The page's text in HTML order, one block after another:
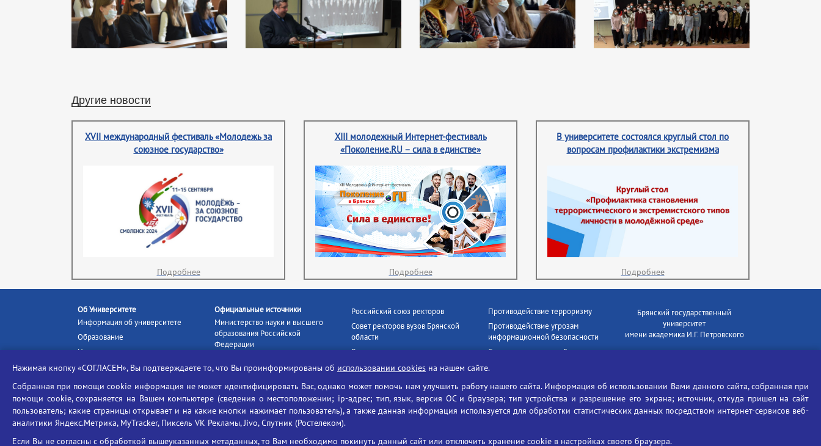
Другие новости
XVII международный фестиваль «Молодежь за
союзное государство»
Подробнее
XIII молодежный Интернет-фестиваль
«Поколение.RU – сила в единстве»
Подробнее
В университете состоялся круглый стол по
вопросам профилактики экстремизма
Подробнее
Об Университете
Информация об университете
Образование
Наука и инновации
Абитуриенту
Ассоциация выпускников
Центр тестирования
иностранных граждан
Конкурс на замещение
Официальные источники
Министерство науки и высшего
образования Российской
Федерации
Портал «Российское
образование»
Единое окно информационных
ресурсов
Единая коллекция цифровых
образовательных ресурсов
Российский союз ректоров
Совет ректоров вузов Брянской
области
Росстудцентр
Наши партнёры
Портал «Русский язык»
Учительская газета
Единый портал государственных
Противодействие терроризму
Противодействие угрозам
информационной безопасности
Социальные ролики - Генеральная
БГУ против наркотиков
Брянский государственный
университет
имени академика И.Г. Петровского
Телефон: +7(4832)58-90-85
Нажимая кнопку «СОГЛАСЕН», Вы подтверждаете то, что Вы проинформированы об использовании cookies на нашем сайте.
Собранная при помощи cookie информация не может идентифицировать Вас, однако может помочь нам улучшить работу нашего сайта. Информация об использовании Вами данного сайта, собранная при
помощи cookie, сохраняется на Вашем компьютере (сведения о местоположении; ip-адрес; тип, язык, версия ОС и браузера; тип устройства и разрешение его экрана; источник, откуда пришел на сайт
пользователь; какие страницы открывает и на какие кнопки нажимает пользователь), а также данная информация используется для обработки статистических данных посредством интернет-сервисов веб-
аналитики Яндекс.Метрика, MyTracker, Пиксель VK Рекламы, Jivo, Спутник (Ростелеком).
Если Вы не согласны с обработкой вышеуказанных метаданных, то Вам необходимо покинуть данный сайт или отключить хранение cookie в настройках своего браузера.